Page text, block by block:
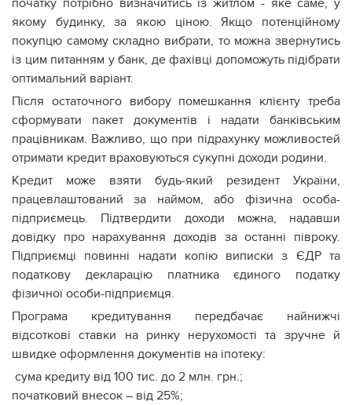
якому будинку, за якою ціною. Якщо потенційному
покупцю самому складно вибрати, то можна звернутись
із цим питанням у банк, де фахівці допоможуть підібрати
оптимальний варіант.
Після остаточного вибору помешкання клієнту треба
сформувати пакет документів і надати банківським
працівникам. Важливо, що при підрахунку можливостей
отримати кредит враховуються сукупні доходи родини.
Кредит може взяти будь-який резидент України,
працевлаштований за наймом, або фізична особа-
підприємець. Підтвердити доходи можна, надавши
довідку про нарахування доходів за останні півроку.
Підприємці повинні надати копію виписки з ЄДР та
податкову декларацію платника єдиного податку
фізичної особи-підприємця.
Програма кредитування передбачає найнижчі
відсоткові ставки на ринку нерухомості та зручне й
швидке оформлення документів на іпотеку:
сума кредиту від 100 тис. до 2 млн. грн.;
початковий внесок – від 25%;